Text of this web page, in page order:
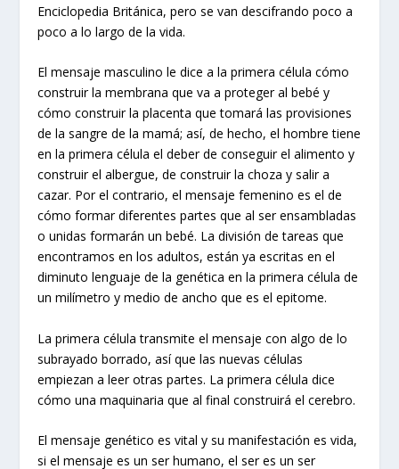
Enciclopedia Británica, pero se van descifrando poco a
poco a lo largo de la vida.
El mensaje masculino le dice a la primera célula cómo
construir la membrana que va a proteger al bebé y
cómo construir la placenta que tomará las provisiones
de la sangre de la mamá; así, de hecho, el hombre tiene
en la primera célula el deber de conseguir el alimento y
construir el albergue, de construir la choza y salir a
cazar. Por el contrario, el mensaje femenino es el de
cómo formar diferentes partes que al ser ensambladas
o unidas formarán un bebé. La división de tareas que
encontramos en los adultos, están ya escritas en el
diminuto lenguaje de la genética en la primera célula de
un milímetro y medio de ancho que es el epitome.
La primera célula transmite el mensaje con algo de lo
subrayado borrado, así que las nuevas células
empiezan a leer otras partes. La primera célula dice
cómo una maquinaria que al final construirá el cerebro.
El mensaje genético es vital y su manifestación es vida,
si el mensaje es un ser humano, el ser es un ser